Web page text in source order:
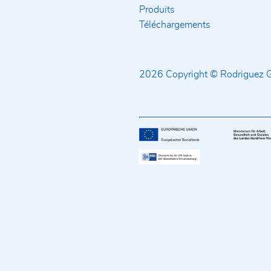
Produits
Téléchargements
2026 Copyright © Rodriguez